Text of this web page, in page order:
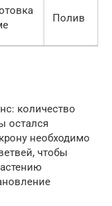
Полив
количество
остался
необходимо
чтобы